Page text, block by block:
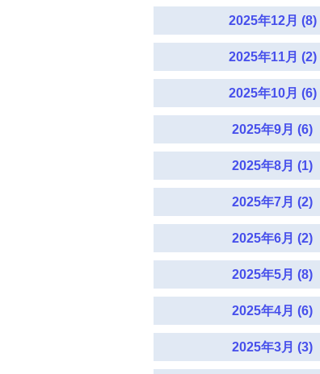
2025年12月 (8)
2025年11月 (2)
2025年10月 (6)
2025年9月 (6)
2025年8月 (1)
2025年7月 (2)
2025年6月 (2)
2025年5月 (8)
2025年4月 (6)
2025年3月 (3)